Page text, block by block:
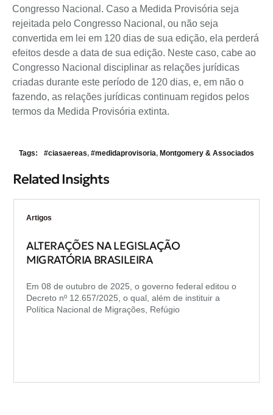
Congresso Nacional. Caso a Medida Provisória seja
rejeitada pelo Congresso Nacional, ou não seja
convertida em lei em 120 dias de sua edição, ela perderá
efeitos desde a data de sua edição. Neste caso, cabe ao
Congresso Nacional disciplinar as relações jurídicas
criadas durante este período de 120 dias, e, em não o
fazendo, as relações jurídicas continuam regidos pelos
termos da Medida Provisória extinta.
Tags: #ciasaereas, #medidaprovisoria, Montgomery & Associados
Related Insights
Artigos
ALTERAÇÕES NA LEGISLAÇÃO
MIGRATÓRIA BRASILEIRA
Em 08 de outubro de 2025, o governo federal editou o
Decreto nº 12.657/2025, o qual, além de instituir a
Política Nacional de Migrações, Refúgio